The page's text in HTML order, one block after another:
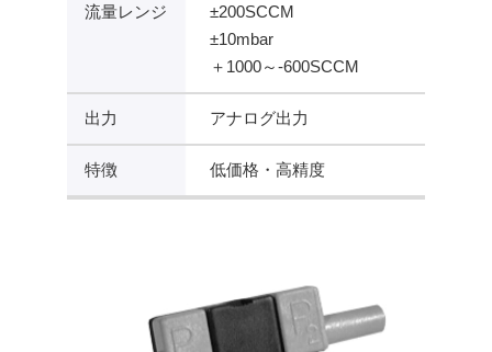
流量レンジ
±200SCCM
±10mbar
＋1000～-600SCCM
出力 アナログ出力
特徴 低価格・高精度